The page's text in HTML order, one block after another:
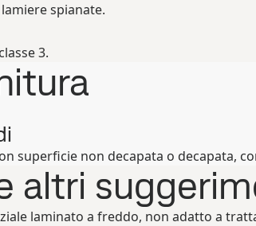
spianate.
3.
superficie non decapata o decapata,
altri
laminato a freddo, non adatto a